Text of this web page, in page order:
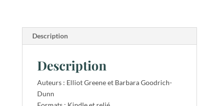
Description
Description
Auteurs : Elliot Greene et Barbara Goodrich-
Dunn